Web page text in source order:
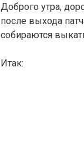
Доброго утра,
после выхода
собираются
Итак: